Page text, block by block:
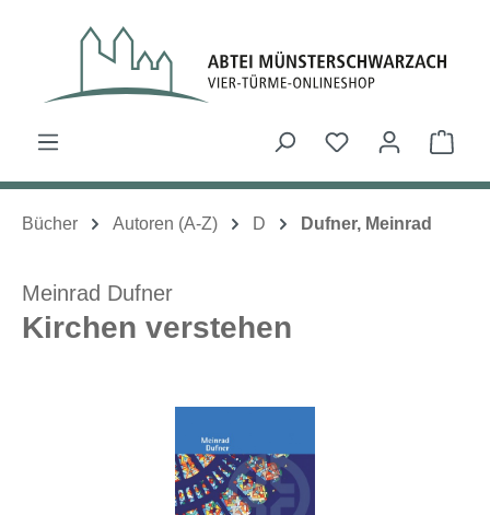
Zum Hauptinhalt springen
Du hast 0
Bücher Autoren (A-Z) D Dufner, Meinrad
Meinrad Dufner
Kirchen verstehen